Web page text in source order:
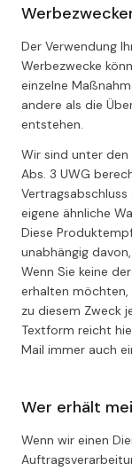
Der Verwendung
Werbezwecke
einzelne
andere als die
entstehen.
Wir sind unter den
Abs. 3 UWG
eigene ähnliche
Diese
unabhängig
Wenn Sie keine
erhalten möchten,
zu diesem Zweck
Textform reicht
Mail immer auch
Wer erhält
Wenn wir einen